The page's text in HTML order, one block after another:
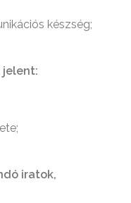
készség;
jelent:
iratok,